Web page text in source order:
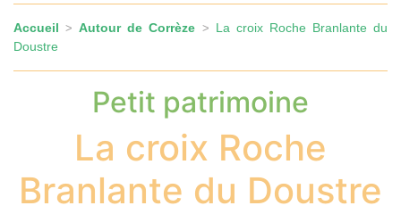
Accueil >Autour de Corrèze > La croix Roche Branlante du
Doustre
Petit patrimoine
La croix Roche
Branlante du Doustre